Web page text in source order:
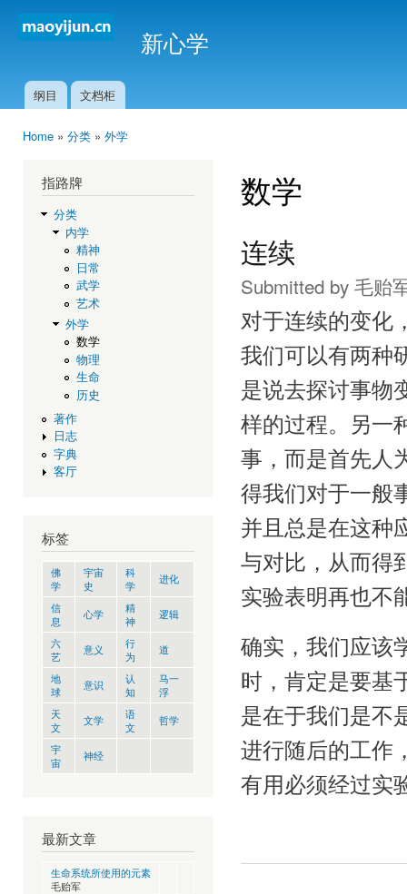
新心学
Main menu
纲目 文档柜
Home » 分类 » 外学
指路牌
分类
内学
精神
日常
武学
艺术
外学
数学
物理
生命
历史
著作
日志
字典
客厅
标签
佛
学
宇宙
史
科
学
进化
信
息
心学
精
神
逻辑
六
艺
意义
行
为
道
地
球
意识
认
知
马一
浮
天
文
文学
语
文
哲学
宇
宙
神经
最新文章
生命系统所使用的元素
毛贻军
数学
连续
Submitted by 毛贻
对于连续的变化
我们可以有两种
是说去探讨事物
样的过程。另一
事，而是首先人
得我们对于一般
并且总是在这种
与对比，从而得
实验表明再也不
确实，我们应该
时，肯定是要基
是在于我们是不
进行随后的工作
有用必须经过实